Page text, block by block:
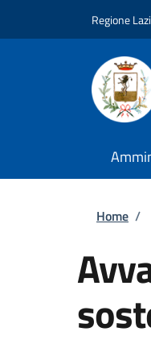
Regione
Home /